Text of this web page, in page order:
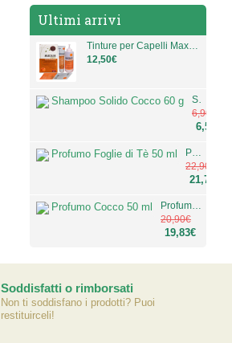
Ultimi arrivi
Tinture per Capelli MaxColor Vegetal di Vital Factors Italia
12,50€
Shampoo Solido Cocco 60 g
6,90€
6,55€
Profumo Foglie di Tè 50 ml
22,90€
21,73€
Profumo Cocco 50 ml
20,90€
19,83€
Soddisfatti o rimborsati
Non ti soddisfano i prodotti? Puoi
restituirceli!